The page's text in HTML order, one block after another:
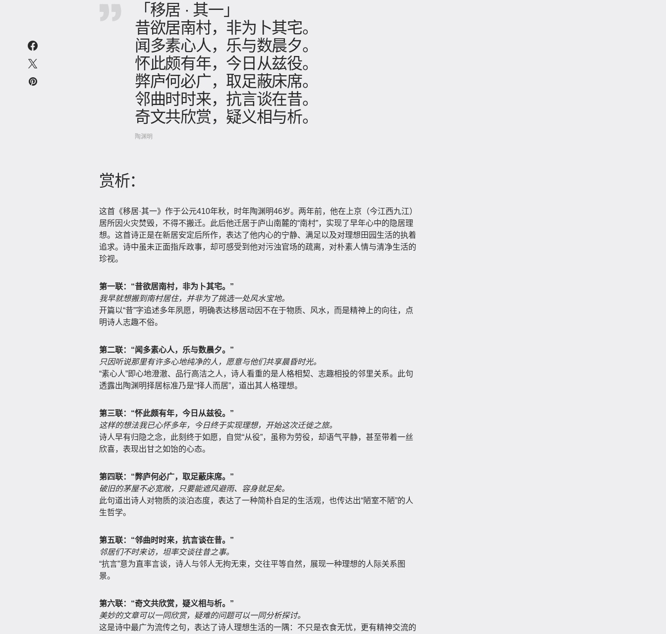
「移居 · 其一」
昔欲居南村，非为卜其宅。
闻多素心人，乐与数晨夕。
怀此颇有年，今日从兹役。
弊庐何必广，取足蔽床席。
邻曲时时来，抗言谈在昔。
奇文共欣赏，疑义相与析。
陶渊明
赏析：
这首《移居·其一》作于公元410年秋，时年陶渊明46岁。两年前，他在上京（今江西九江）
居所因火灾焚毁，不得不搬迁。此后他迁居于庐山南麓的“南村”，实现了早年心中的隐居理
想。这首诗正是在新居安定后所作，表达了他内心的宁静、满足以及对理想田园生活的执着
追求。诗中虽未正面指斥政事，却可感受到他对污浊官场的疏离，对朴素人情与清净生活的
珍视。
第一联：“昔欲居南村，非为卜其宅。”
我早就想搬到南村居住，并非为了挑选一处风水宝地。
开篇以“昔”字追述多年夙愿，明确表达移居动因不在于物质、风水，而是精神上的向往，点
明诗人志趣不俗。
第二联：“闻多素心人，乐与数晨夕。”
只因听说那里有许多心地纯净的人，愿意与他们共享晨昏时光。
“素心人”即心地澄澈、品行高洁之人，诗人看重的是人格相契、志趣相投的邻里关系。此句
透露出陶渊明择居标准乃是“择人而居”，道出其人格理想。
第三联：“怀此颇有年，今日从兹役。”
这样的想法我已心怀多年，今日终于实现理想，开始这次迁徙之旅。
诗人早有归隐之念，此刻终于如愿，自觉“从役”，虽称为劳役，却语气平静，甚至带着一丝
欣喜，表现出甘之如饴的心态。
第四联：“弊庐何必广，取足蔽床席。”
破旧的茅屋不必宽敞，只要能遮风避雨、容身就足矣。
此句道出诗人对物质的淡泊态度，表达了一种简朴自足的生活观，也传达出“陋室不陋”的人
生哲学。
第五联：“邻曲时时来，抗言谈在昔。”
邻居们不时来访，坦率交谈往昔之事。
“抗言”意为直率言谈，诗人与邻人无拘无束，交往平等自然，展现一种理想的人际关系图
景。
第六联：“奇文共欣赏，疑义相与析。”
美妙的文章可以一同欣赏，疑难的问题可以一同分析探讨。
这是诗中最广为流传之句，表达了诗人理想生活的一隅：不只是衣食无忧，更有精神交流的